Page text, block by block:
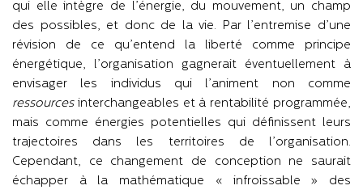
qui elle intègre de l’énergie, du mouvement, un champ
des possibles, et donc de la vie. Par l’entremise d’une
révision de ce qu’entend la liberté comme principe
énergétique, l’organisation gagnerait éventuellement à
envisager les individus qui l’animent non comme
ressources interchangeables et à rentabilité programmée,
mais comme énergies potentielles qui définissent leurs
trajectoires dans les territoires de l’organisation.
Cependant, ce changement de conception ne saurait
échapper à la mathématique « infroissable » des